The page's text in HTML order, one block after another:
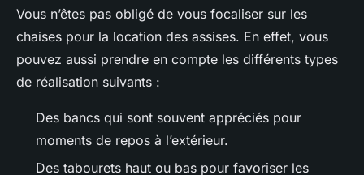
Vous n’êtes pas obligé de vous focaliser sur les
chaises pour la location des assises. En effet, vous
pouvez aussi prendre en compte les différents types
de réalisation suivants :
Des bancs qui sont souvent appréciés pour
moments de repos à l’extérieur.
Des tabourets haut ou bas pour favoriser les